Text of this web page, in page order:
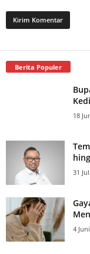
Berita Populer
18
31
4